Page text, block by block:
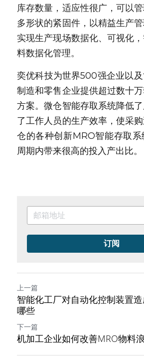
库存数量，适应性很广，可以
多形状的紧固件，以精益生产
实现生产现场数据化、可视化
料数据化管理。
奕优科技为世界500强企业以
制造和零售企业提供超过数十
方案。微仓智能存取系统降低
了工作人员的生产效率，使采
仓的各种创新MRO智能存取
周期内带来很高的投入产出比。
订阅
上一篇
智能化工厂对自动化控制装置
哪些
下一篇
机加工企业如何改善MRO物料